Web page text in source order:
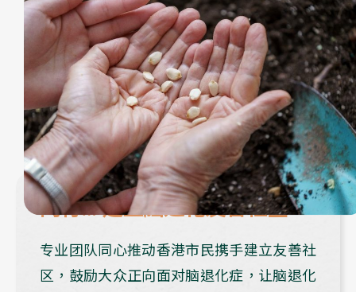
同行… 建立脑退化友善社区
专业团队同心推动香港市民携手建立友善社
区，鼓励大众正向面对脑退化症，让脑退化